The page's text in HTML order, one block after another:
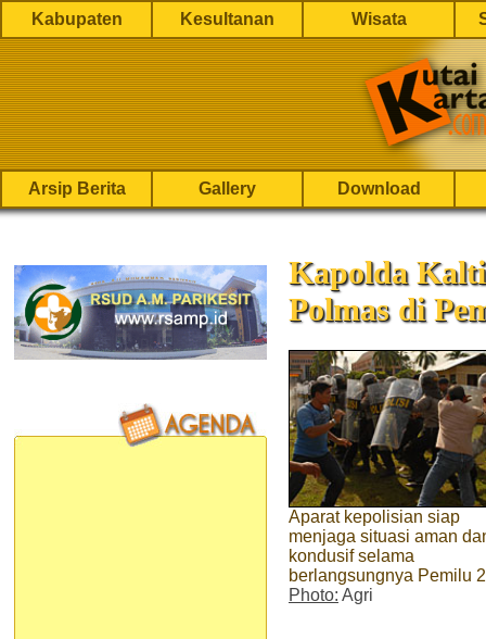
Kabupaten Kesultanan Wisata
Arsip Berita Gallery Download
Kapolda
Polmas di
Aparat kepolisian siap
menjaga situasi aman
kondusif selama
berlangsungnya Pemilu
Photo: Agri